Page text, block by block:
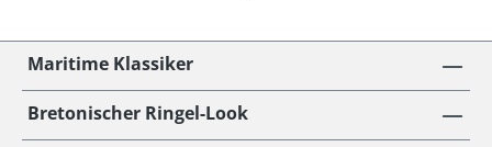
Maritime Klassiker
Bretonischer Ringel-Look